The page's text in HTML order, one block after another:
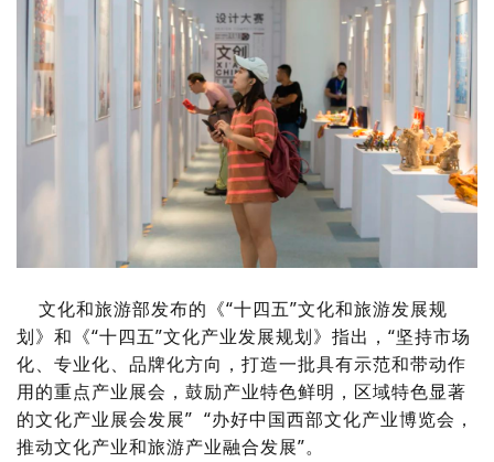
文化和旅游部发布的《“十四五”文化和旅游发展规
划》和《“十四五”文化产业发展规划》指出，“坚持市场
化、专业化、品牌化方向，打造一批具有示范和带动作
用的重点产业展会，鼓励产业特色鲜明，区域特色显著
的文化产业展会发展” “办好中国西部文化产业博览会，
推动文化产业和旅游产业融合发展”。